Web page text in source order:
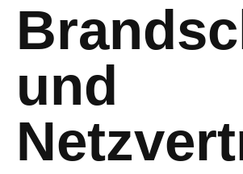
und